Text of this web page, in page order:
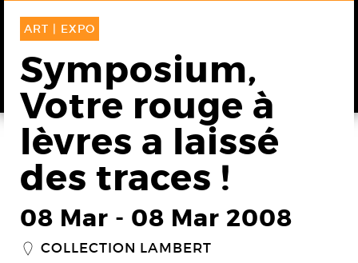
ART | EXPO
Symposium,
Votre rouge à
lèvres a laissé
des traces !
08 Mar - 08 Mar 2008
_ COLLECTION LAMBERT